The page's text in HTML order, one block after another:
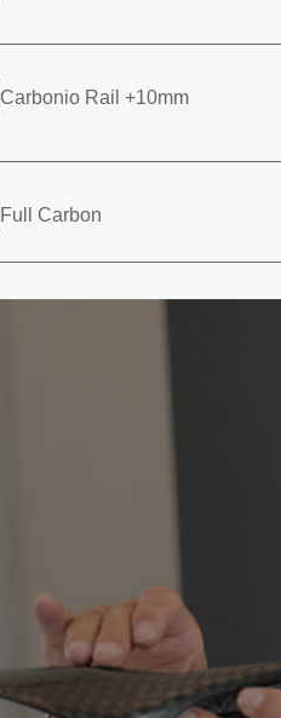
Carbonio Rail +10mm
Full Carbon